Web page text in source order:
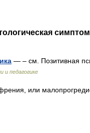
— – см. Позитивная
и педагогике
или